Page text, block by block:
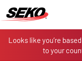
Looks like you’re
to your